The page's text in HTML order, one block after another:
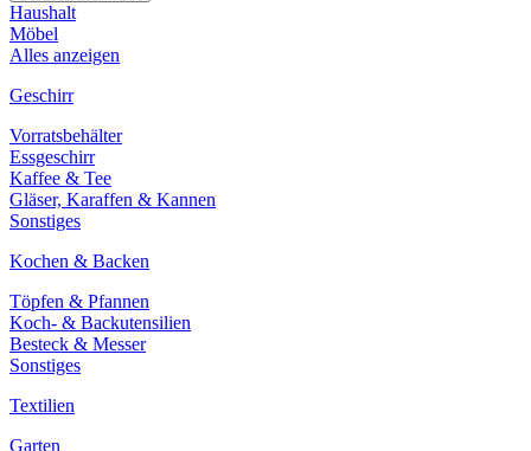
Haushalt
Möbel
Alles anzeigen
Geschirr
Vorratsbehälter
Essgeschirr
Kaffee & Tee
Gläser, Karaffen & Kannen
Sonstiges
Kochen & Backen
Töpfen & Pfannen
Koch- & Backutensilien
Besteck & Messer
Sonstiges
Textilien
Garten